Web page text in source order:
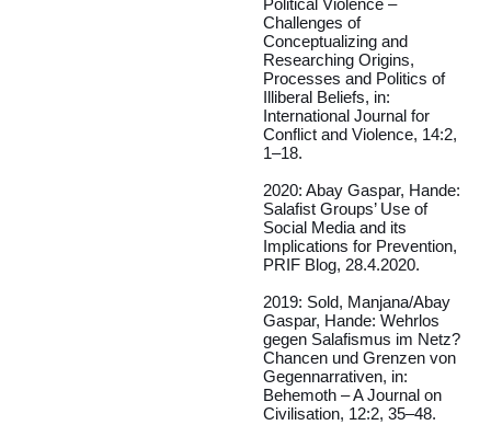
Political Violence –
Challenges of
Conceptualizing and
Researching Origins,
Processes and Politics of
Illiberal Beliefs, in:
International Journal for
Conflict and Violence, 14:2,
1–18.
2020: Abay Gaspar, Hande:
Salafist Groups’ Use of
Social Media and its
Implications for Prevention,
PRIF Blog, 28.4.2020.
2019: Sold, Manjana/Abay
Gaspar, Hande: Wehrlos
gegen Salafismus im Netz?
Chancen und Grenzen von
Gegennarrativen, in:
Behemoth – A Journal on
Civilisation, 12:2, 35–48.